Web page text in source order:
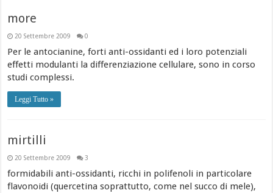
more
20 Settembre 2009 0
Per le antocianine, forti anti-ossidanti ed i loro potenziali
effetti modulanti la differenziazione cellulare, sono in corso
studi complessi.
Leggi Tutto »
mirtilli
20 Settembre 2009 3
formidabili anti-ossidanti, ricchi in polifenoli in particolare
flavonoidi (quercetina soprattutto, come nel succo di mele),